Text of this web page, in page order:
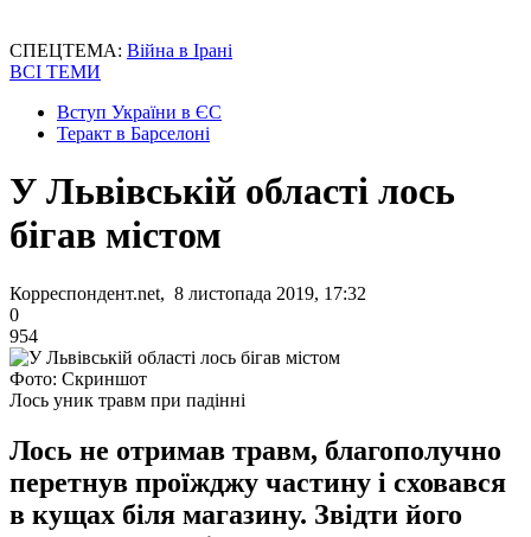
СПЕЦТЕМА: Війна в Ірані
ВСІ ТЕМИ
Вступ України в ЄС
Теракт в Барселоні
У Львівській області лось
бігав містом
Корреспондент.net, 8 листопада 2019, 17:32
0
954
Фото: Скриншот
Лось уник травм при падінні
Лось не отримав травм, благополучно
перетнув проїжджу частину і сховався
в кущах біля магазину. Звідти його